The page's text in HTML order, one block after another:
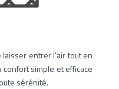
entrer l'air tout en
simple et efficace
sérénité.